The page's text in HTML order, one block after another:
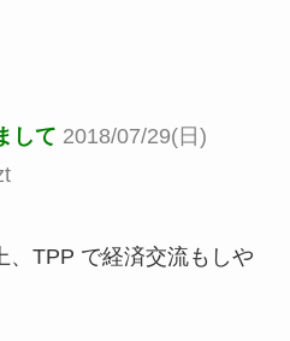
して 2018/07/29(日)
、TPP で経済交流もしや